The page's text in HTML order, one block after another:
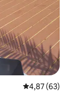
Évaluation
4,87 (63)